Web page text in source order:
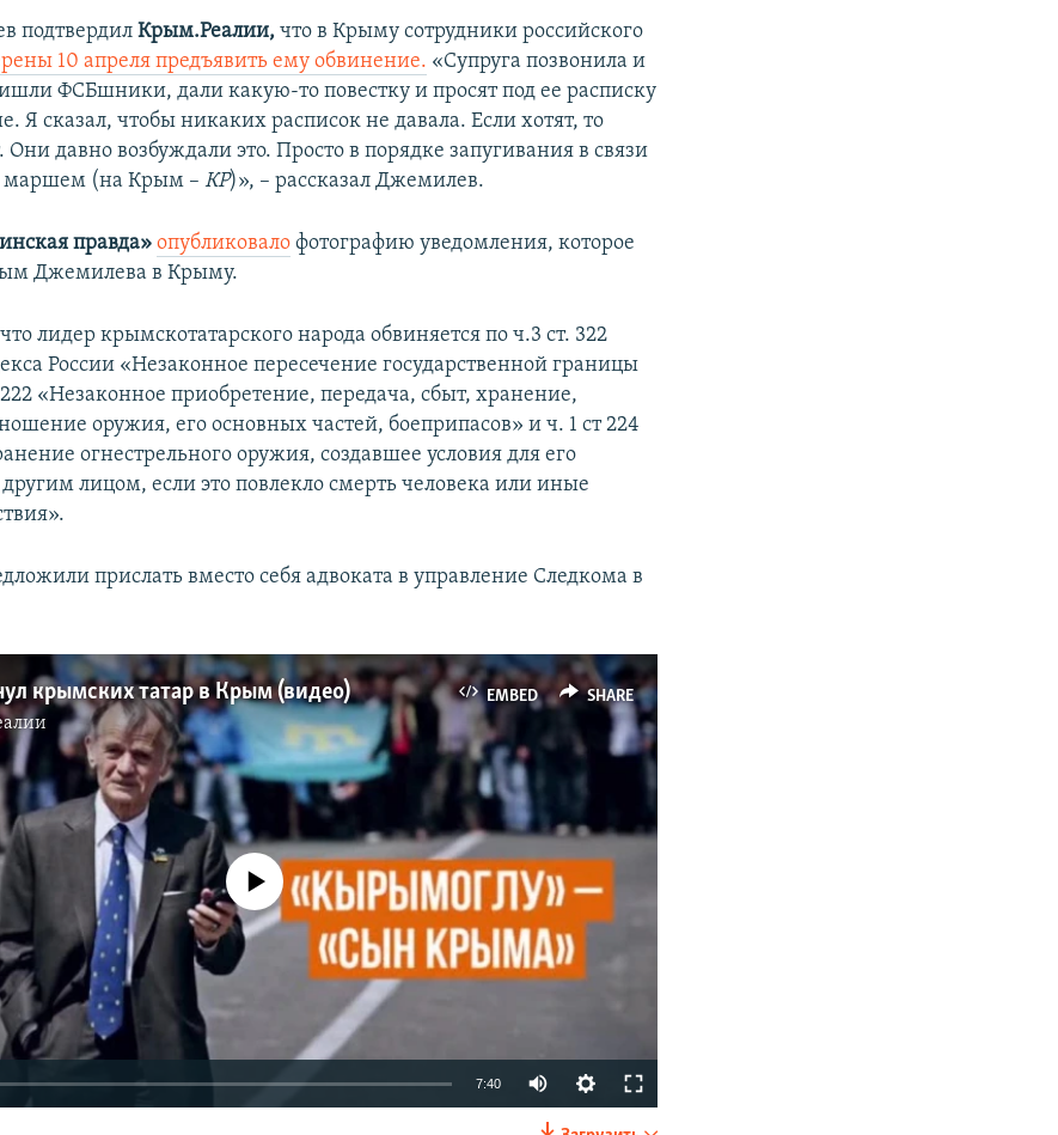
подтвердилКрым.Реалии,что в Крыму сотрудники российского
10 апреля предъявить ему обвинение. «Супруга позвонила и
ФСБшники, дали какую-то повестку и просят под ее расписку
Я сказал, чтобы никаких расписок не давала. Если хотят, то
Они давно возбуждали это. Просто в порядке запугивания в связи
маршем (на Крым –КР)», – рассказал Джемилев.
правда» опубликовало фотографию уведомления, которое
Джемилева в Крыму.
лидер крымскотатарского народа обвиняется по ч.3 ст. 322
России «Незаконное пересечение государственной границы
222 «Незаконное приобретение, передача, сбыт, хранение,
оружия, его основных частей, боеприпасов» и ч. 1 ст 224
огнестрельного оружия, создавшее условия для его
лицом, если это повлекло смерть человека или иные
прислать вместо себя адвоката в управление Следкома в
EMBED SHARE
крымских татар в Крым (видео)
No media source currently available
7:40